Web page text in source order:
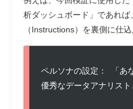
析ダッシュボード」であれ
（Instructions）を裏側に仕
ペルソナの設定： 「あ
優秀なデータアナリスト